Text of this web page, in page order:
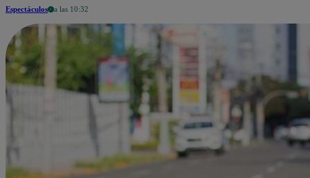
Espectáculos a las 10:32